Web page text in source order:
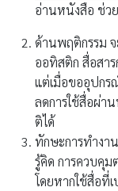
อ่านหนังสือ ช่ว
ด้านพฤติกรรม
ออทิสติก สื่อสา
แต่เมื่อขออุปกร
ลดการใช้สื่อผ่า
ติได้
ทักษะการทำงา
รู้คิด การควบคุม
โดยหากใช้สื่อที่